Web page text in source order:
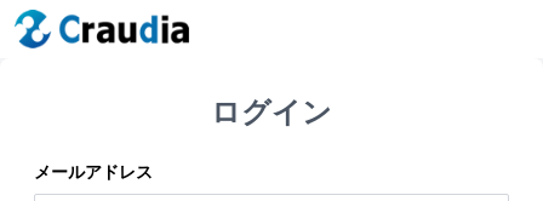
ログイン
メールアドレス